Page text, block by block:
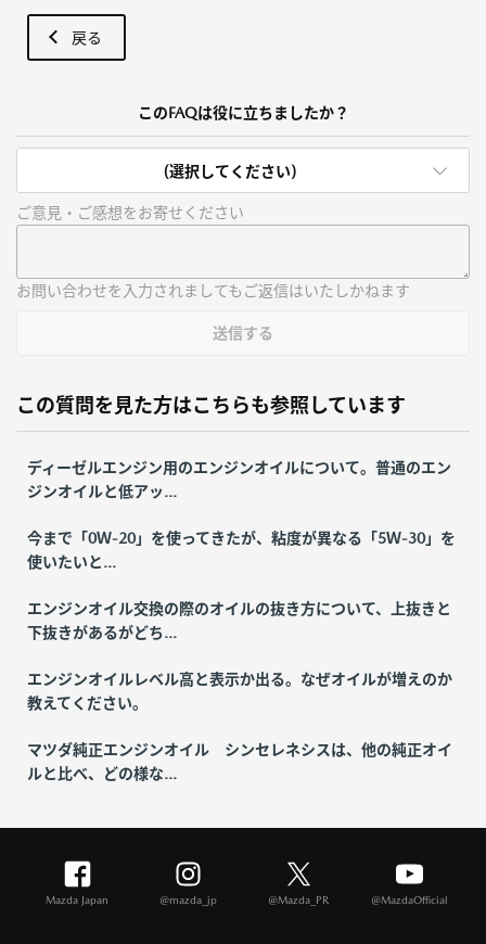
戻る
このFAQは役に立ちましたか？
(選択してください)
ご意見・ご感想をお寄せください
お問い合わせを入力されましてもご返信はいたしかねます
送信する
この質問を見た方はこちらも参照しています
ディーゼルエンジン用のエンジンオイルについて。普通のエン
ジンオイルと低アッ...
今まで「0Ｗ-20」を使ってきたが、粘度が異なる「5Ｗ-30」を
使いたいと...
エンジンオイル交換の際のオイルの抜き方について、上抜きと
下抜きがあるがどち...
エンジンオイルレベル高と表示か出る。なぜオイルが増えのか
教えてください。
マツダ純正エンジンオイル シンセレネシスは、他の純正オイ
ルと比べ、どの様な...
Mazda Japan @mazda_jp @Mazda_PR @MazdaOfficial